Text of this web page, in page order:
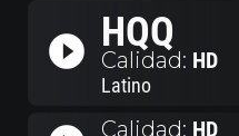
play_circle_filled HQQ
Calidad: HD
Latino
Calidad: HD